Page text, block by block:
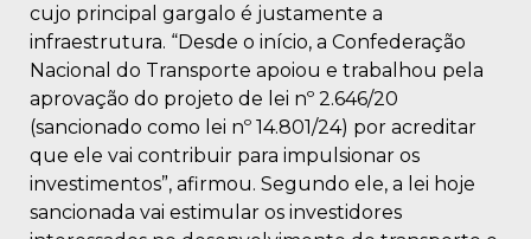
cujo principal gargalo é justamente a
infraestrutura. “Desde o início, a Confederação
Nacional do Transporte apoiou e trabalhou pela
aprovação do projeto de lei nº 2.646/20
(sancionado como lei nº 14.801/24) por acreditar
que ele vai contribuir para impulsionar os
investimentos”, afirmou. Segundo ele, a lei hoje
sancionada vai estimular os investidores